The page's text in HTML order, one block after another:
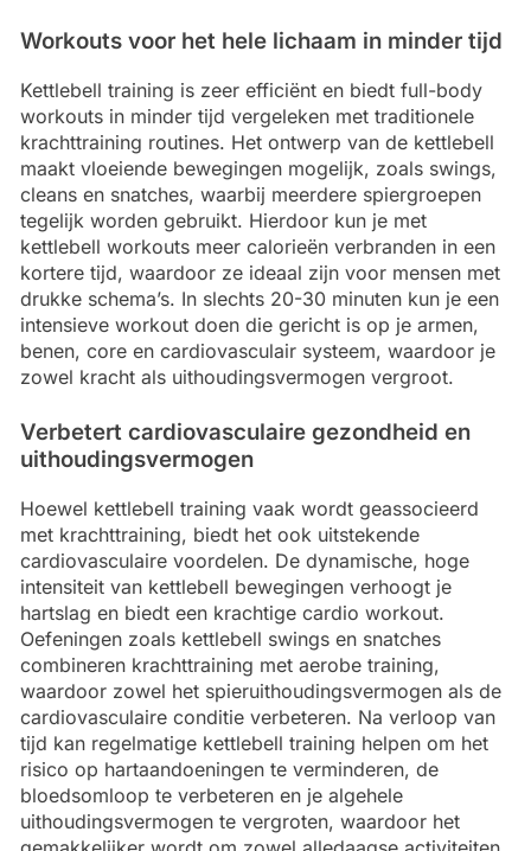
Workouts voor het hele lichaam in minder tijd
Kettlebell training is zeer efficiënt en biedt full-body
workouts in minder tijd vergeleken met traditionele
krachttraining routines. Het ontwerp van de kettlebell
maakt vloeiende bewegingen mogelijk, zoals swings,
cleans en snatches, waarbij meerdere spiergroepen
tegelijk worden gebruikt. Hierdoor kun je met
kettlebell workouts meer calorieën verbranden in een
kortere tijd, waardoor ze ideaal zijn voor mensen met
drukke schema’s. In slechts 20-30 minuten kun je een
intensieve workout doen die gericht is op je armen,
benen, core en cardiovasculair systeem, waardoor je
zowel kracht als uithoudingsvermogen vergroot.
Verbetert cardiovasculaire gezondheid en
uithoudingsvermogen
Hoewel kettlebell training vaak wordt geassocieerd
met krachttraining, biedt het ook uitstekende
cardiovasculaire voordelen. De dynamische, hoge
intensiteit van kettlebell bewegingen verhoogt je
hartslag en biedt een krachtige cardio workout.
Oefeningen zoals kettlebell swings en snatches
combineren krachttraining met aerobe training,
waardoor zowel het spieruithoudingsvermogen als de
cardiovasculaire conditie verbeteren. Na verloop van
tijd kan regelmatige kettlebell training helpen om het
risico op hartaandoeningen te verminderen, de
bloedsomloop te verbeteren en je algehele
uithoudingsvermogen te vergroten, waardoor het